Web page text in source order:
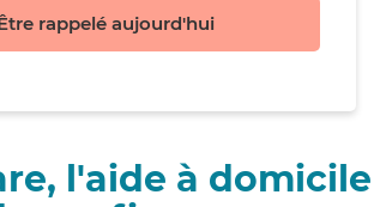
rappelé aujourd'hui
l'aide à domicile